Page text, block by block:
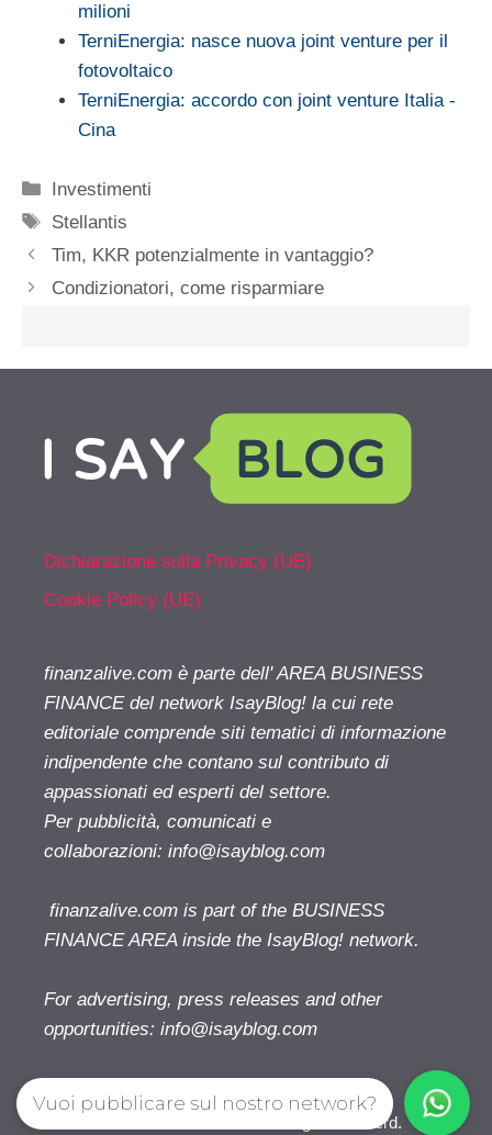
milioni
TerniEnergia: nasce nuova joint venture per il
fotovoltaico
TerniEnergia: accordo con joint venture Italia -
Cina
Categorie
Investimenti
Tag
Stellantis
Tim, KKR potenzialmente in vantaggio?
Condizionatori, come risparmiare
Dichiarazione sulla Privacy (UE)
Cookie Policy (UE)
finanzalive.com è parte dell' AREA BUSINESS
FINANCE del network IsayBlog! la cui rete
editoriale comprende siti tematici di informazione
indipendente che contano sul contributo di
appassionati ed esperti del settore.
Per pubblicità, comunicati e
collaborazioni: info@isayblog.com
finanzalive.com is part of the BUSINESS
FINANCE AREA inside the IsayBlog! network.
For advertising, press releases and other
opportunities: info@isayblog.com
Finanzalive.com © 2026. All right reserverd.
Vuoi pubblicare sul nostro network?